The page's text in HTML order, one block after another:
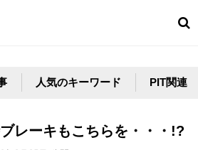
人気のキーワード PIT関連
レーキもこちらを・・・!?